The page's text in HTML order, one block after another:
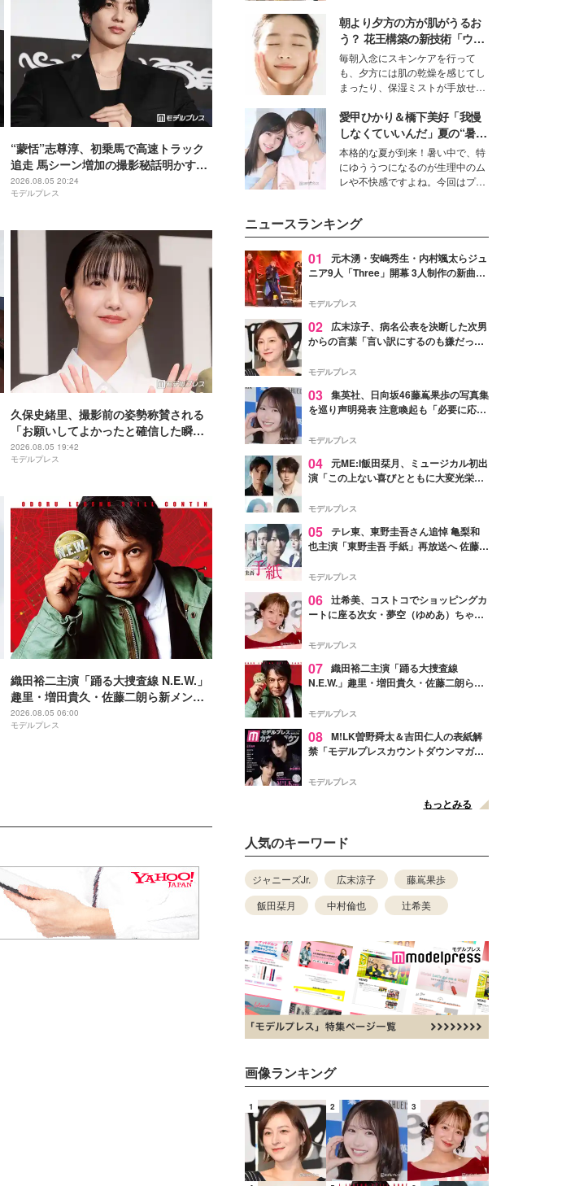
“蒙恬”志尊淳、初乗馬で高速トラック
追走 馬シーン増加の撮影秘話明かす
【キングダム 魂の決戦】
2026.08.05 20:24
モデルプレス
久保史緒里、撮影前の姿勢称賛される
「お願いしてよかったと確信した瞬
間」【世界は美しいと誰かが言った】
2026.08.05 19:42
モデルプレス
織田裕二主演「踊る大捜査線 N.E.W.」
趣里・増田貴久・佐藤二朗ら新メンバ
ー紹介映像解禁 各キャラクター象徴す
る“謎のキーワード”も
2026.08.05 06:00
モデルプレス
ションの完成度を高めるベースと
して、“髪そのものの美しさ”に改
めて注目する人が増えている様
子。今回は、そんな憧れの艶やか
な髪を日常で叶える、美容好きの
女性たちのヘアケア事情を紹介し
ます。
朝より夕方の方が肌がうるお
う？ 花王構築の新技術「ウォ
ーターキャプチャリングスキ
ン（捕水肌）」がスキンケア
の常識を変える予感
毎朝入念にスキンケアを行って
も、夕方には肌の乾燥を感じてし
まったり、保湿ミストが手放せな
な美容の常識を大きく変える可能
性を秘めた、革新的な「Water
Capturing Skin（ウォーターキャ
プチャリングスキン：捕水肌）」
技術を、花王が構築した。
愛甲ひかり＆橋下美好「我慢
しなくていいんだ」夏の“暑さ
対策”の新しい選択肢とは？
本格的な夏が到来！暑い中で、特
にゆううつになるのが生理中のム
レや不快感ですよね。今回はプラ
好さんを迎えて本音で女子会トー
ク。猛暑のお出かけを快適に過ご
すヒントや、2人が感動した夏の
生理の新常識にも迫りました。
ニュースランキング
01
元木湧・安嶋秀生・内村颯太らジュ
ニア9人「Three」開幕 3人制作の新曲＆
進んで夢を掴みたい」【ゲネプロレポ】
モデルプレス
02
広末涼子、病名公表を決断した次男
からの言葉「言い訳にするのも嫌だっ
モデルプレス
03 集英社、日向坂46藤嶌果歩の写真集
を巡り声明発表 注意喚起も「必要に応じ
モデルプレス
04 元ME:I飯田栞月、ミュージカル初出
演「この上ない喜びとともに大変光栄」
ャスト発表
モデルプレス
05 テレ東、東野圭吾さん追悼 亀梨和
也主演「東野圭吾 手紙」再放送へ 佐藤隆
モデルプレス
06 辻希美、コストコでショッピングカ
ートに座る次女・夢空（ゆめあ）ちゃん
ぎ」「成長を感じる」の声
モデルプレス
07 織田裕二主演「踊る大捜査線
N.E.W.」趣里・増田貴久・佐藤二朗ら新
徴する“謎のキーワード”も
モデルプレス
08 M!LK曽野舜太＆吉田仁人の表紙解
禁「モデルプレスカウントダウンマガジ
モデルプレス
もっとみる
人気のキーワード
ジャニーズJr. 広末涼子
藤嶌果歩
飯田栞月
中村倫也 辻希美
画像ランキング
1 2 3